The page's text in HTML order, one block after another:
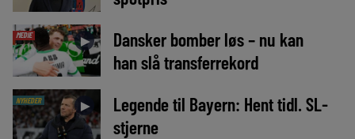
MEDIE ►
Dansker bomber løs – nu kan
han slå transferrekord
NYHEDER ►
Legende til Bayern: Hent tidl. SL-
stjerne